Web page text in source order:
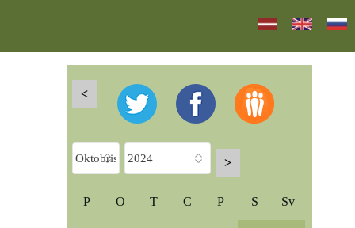
<
>
P O T C P S Sv